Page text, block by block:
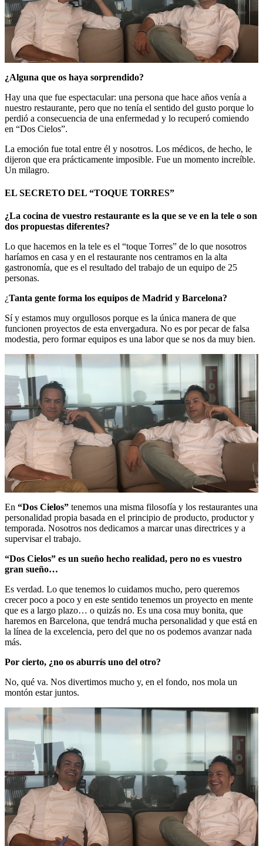
¿Alguna que os haya sorprendido?
Hay una que fue espectacular: una persona que hace años venía a
nuestro restaurante, pero que no tenía el sentido del gusto porque lo
perdió a consecuencia de una enfermedad y lo recuperó comiendo
en “Dos Cielos”.
La emoción fue total entre él y nosotros. Los médicos, de hecho, le
dijeron que era prácticamente imposible. Fue un momento increíble.
Un milagro.
EL SECRETO DEL “TOQUE TORRES”
¿La cocina de vuestro restaurante es la que se ve en la tele o son
dos propuestas diferentes?
Lo que hacemos en la tele es el “toque Torres” de lo que nosotros
haríamos en casa y en el restaurante nos centramos en la alta
gastronomía, que es el resultado del trabajo de un equipo de 25
personas.
¿Tanta gente forma los equipos de Madrid y Barcelona?
Sí y estamos muy orgullosos porque es la única manera de que
funcionen proyectos de esta envergadura. No es por pecar de falsa
modestia, pero formar equipos es una labor que se nos da muy bien.
En “Dos Cielos” tenemos una misma filosofía y los restaurantes una
personalidad propia basada en el principio de producto, productor y
temporada. Nosotros nos dedicamos a marcar unas directrices y a
supervisar el trabajo.
“Dos Cielos” es un sueño hecho realidad, pero no es vuestro
gran sueño…
Es verdad. Lo que tenemos lo cuidamos mucho, pero queremos
crecer poco a poco y en este sentido tenemos un proyecto en mente
que es a largo plazo… o quizás no. Es una cosa muy bonita, que
haremos en Barcelona, que tendrá mucha personalidad y que está en
la línea de la excelencia, pero del que no os podemos avanzar nada
más.
Por cierto, ¿no os aburrís uno del otro?
No, qué va. Nos divertimos mucho y, en el fondo, nos mola un
montón estar juntos.